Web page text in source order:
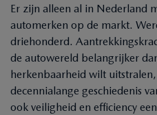
Er zijn alleen al in Nederland
automerken op de markt.
driehonderd.
de autowereld belangrijker
herkenbaarheid wilt
decennialange geschiedenis
ook veiligheid en efficiency